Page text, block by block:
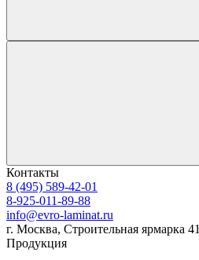
Контакты
8 (495) 589-42-01
8-925-011-89-88
info@evro-laminat.ru
г. Москва, Строительная ярмарка
Продукция